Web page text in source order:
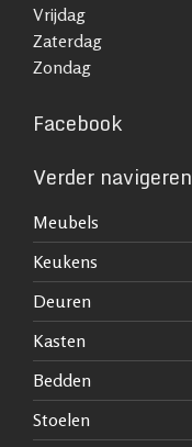
Vrijdag
Zaterdag
Zondag
Facebook
Verder navigeren
Meubels
Keukens
Deuren
Kasten
Bedden
Stoelen